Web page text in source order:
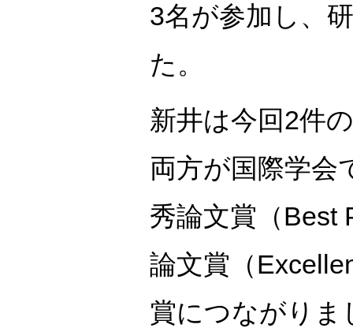
3名が参加し、
た。
新井は今回2件
両方が国際学会
秀論文賞（Best
論文賞（
賞につながりま